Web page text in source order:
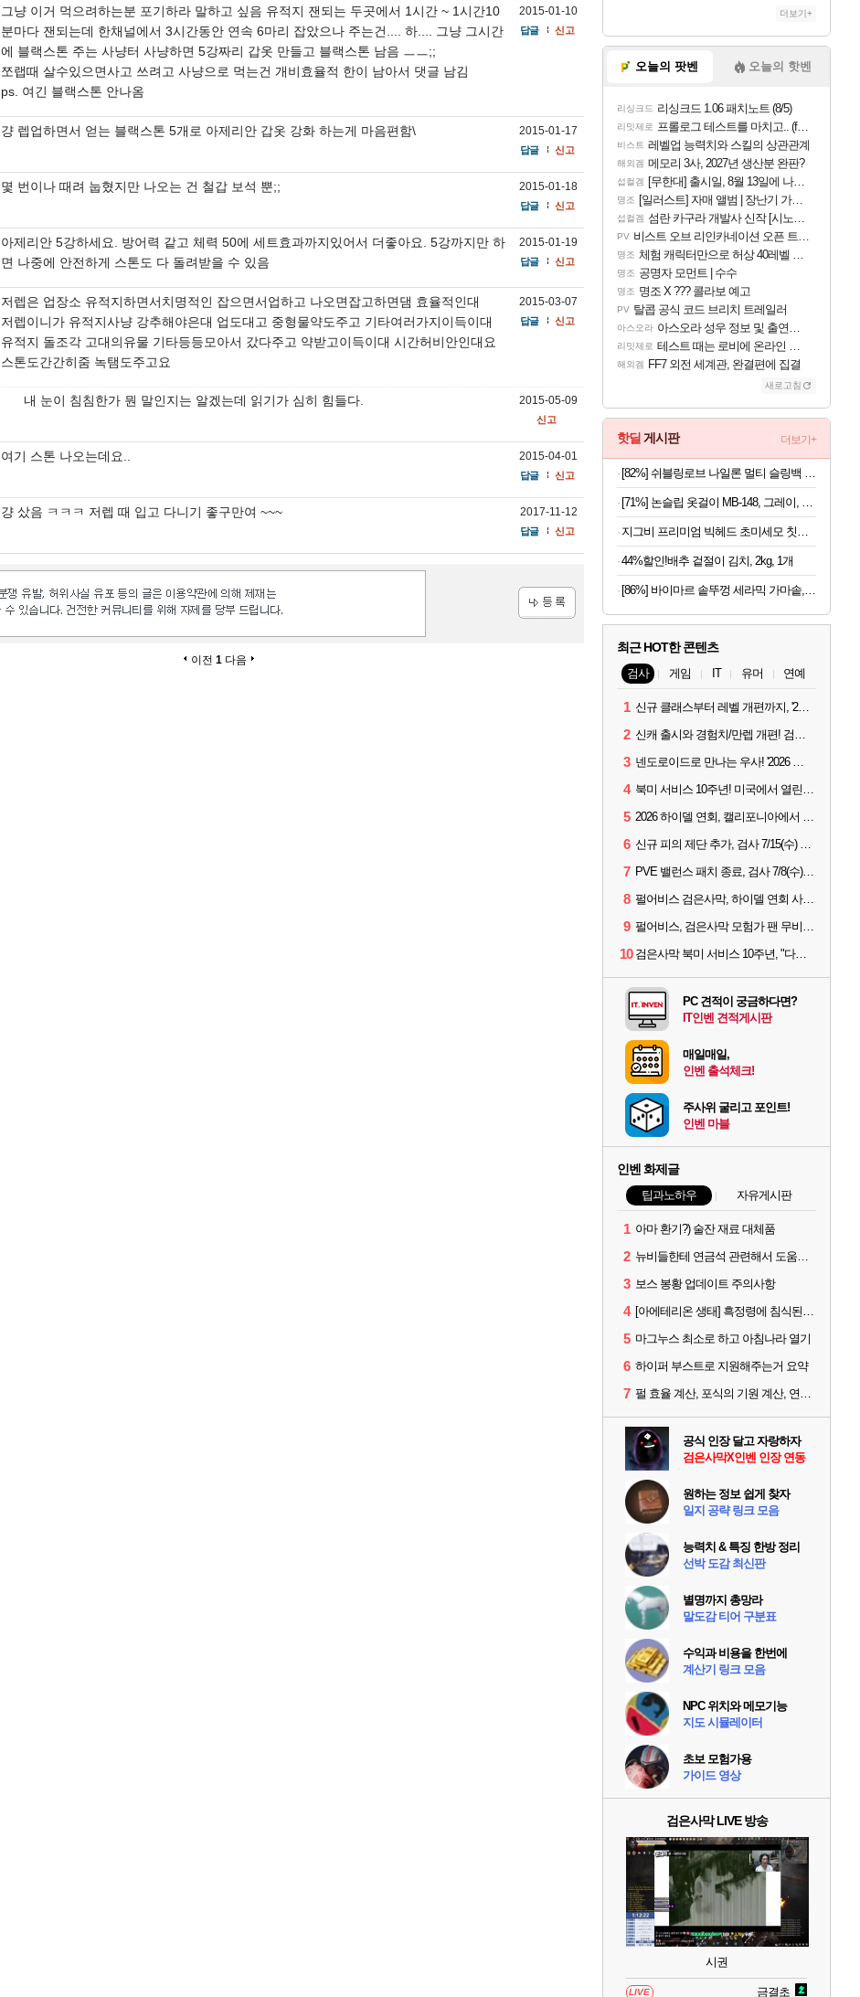
그냥 이거 먹으려하는분 포기하라 말하고 싶음 유적지 잰되는 두곳에서 1시간 ~ 1시간10
분마다 잰되는데 한채널에서 3시간동안 연속 6마리 잡았으나 주는건.... 하.... 그냥 그시간
에 블랙스톤 주는 사냥터 사냥하면 5강짜리 갑옷 만들고 블랙스톤 남음 ㅡㅡ;;
쪼랩때 살수있으면사고 쓰려고 사냥으로 먹는건 개비효율적 한이 남아서 댓글 남김
ps. 여긴 블랙스톤 안나옴
2015-01-10
답글 신고
걍 렙업하면서 얻는 블랙스톤 5개로 아제리안 갑옷 강화 하는게 마음편함\ 2015-01-17
답글 신고
몇 번이나 때려 눕혔지만 나오는 건 철갑 보석 뿐;; 2015-01-18
답글 신고
아제리안 5강하세요. 방어력 같고 체력 50에 세트효과까지있어서 더좋아요. 5강까지만 하
면 나중에 안전하게 스톤도 다 돌려받을 수 있음
2015-01-19
답글 신고
저렙은 업장소 유적지하면서치명적인 잡으면서업하고 나오면잡고하면댐 효율적인대
저렙이니가 유적지사냥 강추해야은대 업도대고 중형물약도주고 기타여러가지이득이대
유적지 돌조각 고대의유물 기타등등모아서 갔다주고 약받고이득이대 시간허비안인대요
스톤도간간히줌 녹탬도주고요
2015-03-07
답글 신고
내 눈이 침침한가 뭔 말인지는 알겠는데 읽기가 심히 힘들다. 2015-05-09
신고
여기 스톤 나오는데요.. 2015-04-01
답글 신고
걍 샀음 ㅋㅋㅋ 저렙 때 입고 다니기 좋구만여 ~~~ 2017-11-12
답글 신고
이전 1 다음
더보기+
오늘의 팟벤 오늘의 핫벤
리싱크드 리싱크드 1.06 패치노트 (8/5)
리밋제로 프롤로그 테스트를 마치고.. (feat. 리아)
비스트 레벨업 능력치와 스킬의 상관관계
해외겜 메모리 3사, 2027년 생산분 완판?
섭컬겜 [무한대] 출시일, 8월 13일에 나오나
명조 [일러스트] 자매 앨범 | 장난기 가득한 오후의 공원 (리메이크판)
섭컬겜 섬란 카구라 개발사 신작 [시노비 넥서스] 연내 출시 예정
PV 비스트 오브 리인카네이션 오픈 트레일러
명조 체험 캐릭터만으로 허상 40레벨 하이와티아 5분 컷!｜에이메스·린네·모니에 명함
명조 공명자 모먼트 | 수수
명조 명조 X ??? 콜라보 예고
PV 탈콥 공식 코드 브리치 트레일러
아스오라 아스오라 성우 정보 및 출연작 모음
리밋제로 테스트 때는 로비에 온라인 기능이 있는데
해외겜 FF7 외전 세계관, 완결편에 집결
새로고침
핫딜 게시판 더보기+
44%할인!배추 겉절이 김치, 2kg, 1개
[86%] 바이마르 솥뚜껑 세라믹 가마솥, 16cm, 1개
최근 HOT한 콘텐츠
검사 게임 IT 유머 연예
1 신규 클래스부터 레벨 개편까지, '2026 검은사막 하이델 연회' 총정리
2 신캐 출시와 경험치/만렙 개편! 검사 2026 하이델 연회 모아보기
3 넨도로이드로 만나는 우사! '2026 하이델 연회' 막바지 깜짝 공개
4 북미 서비스 10주년! 미국에서 열린 '검은사막 하이델 연회'
5 2026 하이델 연회, 캘리포니아에서 개최
6 신규 피의 제단 추가, 검사 7/15(수) 패치 핵심 정리
7 PVE 밸런스 패치 종료, 검사 7/8(수) 패치 핵심 정리
8 펄어비스 검은사막, 하이델 연회 사전 이벤트 시작
9 펄어비스, 검은사막 모험가 팬 무비 '마디걸스' 글로벌 상영회 개최
10 검은사막 북미 서비스 10주년, "다음 10년도 우리만의 액션으로"
PC 견적이 궁금하다면?
IT인벤 견적게시판
매일매일,
인벤 출석체크!
주사위 굴리고 포인트!
인벤 마블
인벤 화제글
팁과노하우 자유게시판
1 아마 환기?) 술잔 재료 대체품
2 뉴비들한테 연금석 관련해서 도움이 될까해서..(벨의심장 등)
3 보스 봉황 업데이트 주의사항
4 [아에테리온 생태] 흑정령에 침식된 검사/용병
5 마그누스 최소로 하고 아침나라 열기
6 하이퍼 부스트로 지원해주는거 요약
7 펄 효율 계산, 포식의 기원 계산, 연금석 계산 사이트 공유
공식 인장 달고 자랑하자
검은사막X인벤 인장 연동
원하는 정보 쉽게 찾자
일지 공략 링크 모음
능력치 & 특징 한방 정리
선박 도감 최신판
별명까지 총망라
말도감 티어 구분표
수익과 비용을 한번에
계산기 링크 모음
NPC 위치와 메모기능
지도 시뮬레이터
초보 모험가용
가이드 영상
검은사막 LIVE 방송
시권
LIVE 금결초